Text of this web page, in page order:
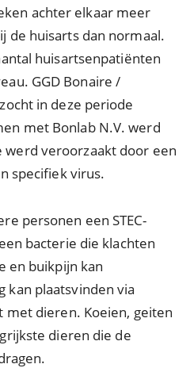
achter elkaar meer
de huisarts dan normaal.
huisartsenpatiënten
GGD Bonaire /
in deze periode
met Bonlab N.V. werd
werd veroorzaakt door een
specifiek virus.
personen een STEC-
bacterie die klachten
en buikpijn kan
kan plaatsvinden via
met dieren. Koeien, geiten
dieren die de